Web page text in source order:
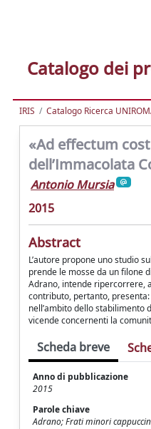
Catalogo dei
IRIS Catalogo Ricerca
«Ad effectum
dell’Immacolata
Antonio Mursia
2015
Abstract
L’autore propone uno studio
prende le mosse da un filone
Adrano, intende ripercorrere,
contributo, pertanto,
nell’ambito dello stabilimento
vicende concernenti la
Scheda breve
Anno di pubblicazione
2015
Parole chiave
Adrano; Frati minori